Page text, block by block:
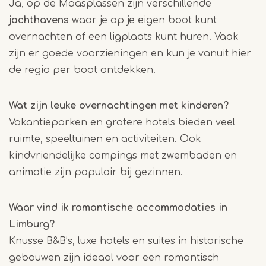
Ja, op de Maasplassen zijn verschillende
jachthavens waar je op je eigen boot kunt
overnachten of een ligplaats kunt huren. Vaak
zijn er goede voorzieningen en kun je vanuit hier
de regio per boot ontdekken.
Wat zijn leuke overnachtingen met kinderen?
Vakantieparken en grotere hotels bieden veel
ruimte, speeltuinen en activiteiten. Ook
kindvriendelijke campings met zwembaden en
animatie zijn populair bij gezinnen.
Waar vind ik romantische accommodaties in
Limburg?
Knusse B&B’s, luxe hotels en suites in historische
gebouwen zijn ideaal voor een romantisch